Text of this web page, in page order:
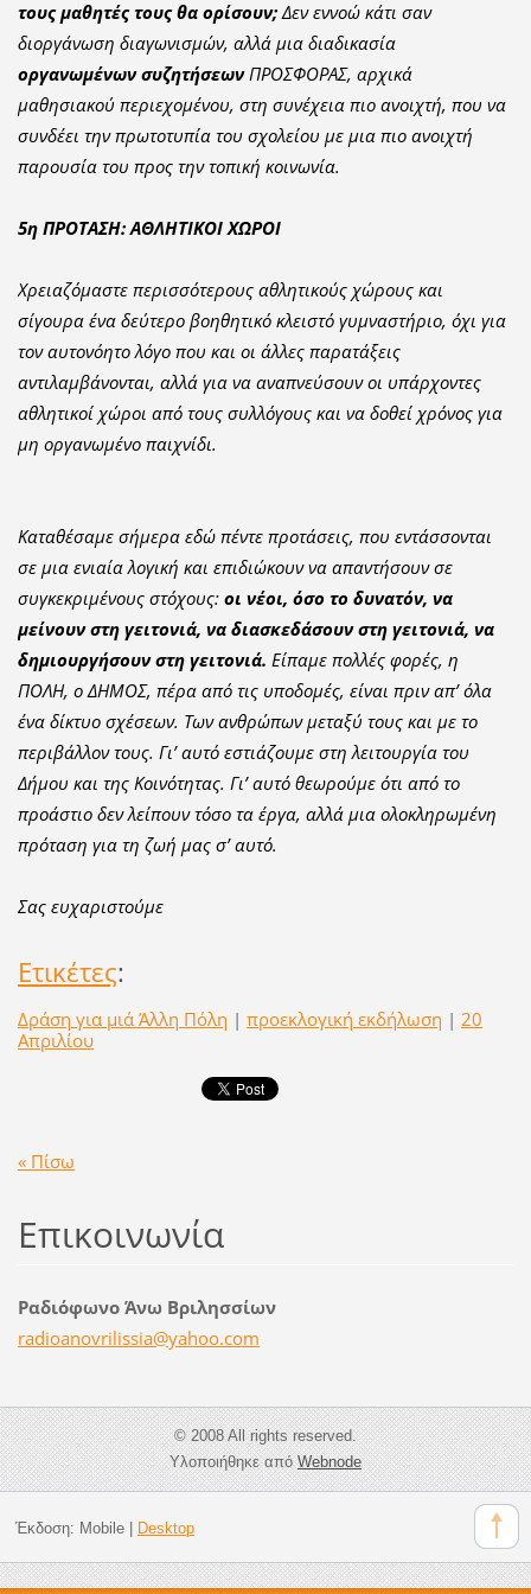
τους μαθητές τους θα ορίσουν;Δεν εννοώ κάτι σαν
διοργάνωση διαγωνισμών, αλλά μια διαδικασία
οργανωμένων συζητήσεωνΠΡΟΣΦΟΡΑΣ, αρχικά
μαθησιακού περιεχομένου, στη συνέχεια πιο ανοιχτή, που να
συνδέει την πρωτοτυπία του σχολείου με μια πιο ανοιχτή
παρουσία του προς την τοπική κοινωνία.
5η ΠΡΟΤΑΣΗ: ΑΘΛΗΤΙΚΟΙ ΧΩΡΟΙ
Χρειαζόμαστε περισσότερους αθλητικούς χώρους και
σίγουρα ένα δεύτερο βοηθητικό κλειστό γυμναστήριο, όχι για
τον αυτονόητο λόγο που και οι άλλες παρατάξεις
αντιλαμβάνονται, αλλά για να αναπνεύσουν οι υπάρχοντες
αθλητικοί χώροι από τους συλλόγους και να δοθεί χρόνος για
μη οργανωμένο παιχνίδι.
Καταθέσαμε σήμερα εδώ πέντε προτάσεις, που εντάσσονται
σε μια ενιαία λογική και επιδιώκουν να απαντήσουν σε
συγκεκριμένους στόχους: οι νέοι, όσο το δυνατόν, να
μείνουν στη γειτονιά, να διασκεδάσουν στη γειτονιά, να
δημιουργήσουν στη γειτονιά. Είπαμε πολλές φορές, η
ΠΟΛΗ, ο ΔΗΜΟΣ, πέρα από τις υποδομές, είναι πριν απ’ όλα
ένα δίκτυο σχέσεων. Των ανθρώπων μεταξύ τους και με το
περιβάλλον τους. Γι’ αυτό εστιάζουμε στη λειτουργία του
Δήμου και της Κοινότητας. Γι’ αυτό θεωρούμε ότι από το
προάστιο δεν λείπουν τόσο τα έργα, αλλά μια ολοκληρωμένη
πρόταση για τη ζωή μας σ’ αυτό.
Σας ευχαριστούμε
Ετικέτες:
Δράση για μιά Άλλη Πόλη | προεκλογική εκδήλωση | 20
Απριλίου
« Πίσω
Επικοινωνία
Ραδιόφωνο Άνω Βριλησσίων
radioanovrilissia@yahoo.com
© 2008 All rights reserved.
Υλοποιήθηκε απόWebnode
Έκδοση: Mobile| Desktop